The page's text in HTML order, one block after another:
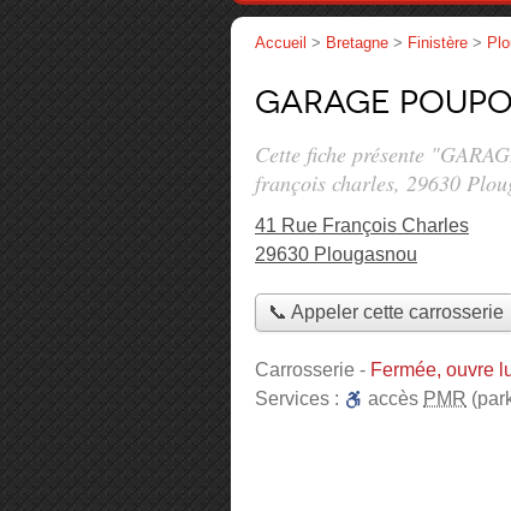
Accueil > Bretagne > Finistère >
GARAGE
Cette fiche présente
françois charles, 29630
41 Rue François Charles
29630 Plougasnou
📞 Appeler cette carrosserie
Carrosserie - Fermée, ouvre
Services :
accès PMR